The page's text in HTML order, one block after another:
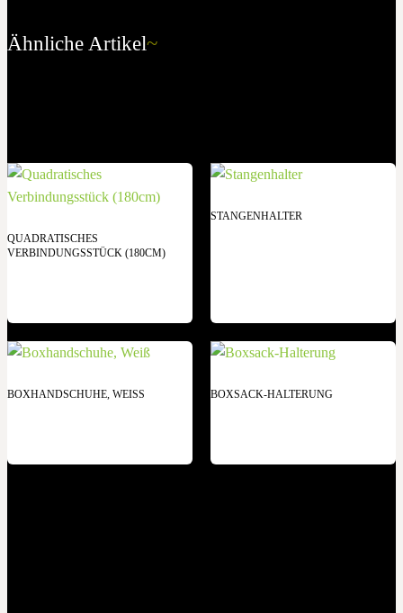
Ähnliche Artikel~
QUADRATISCHES
VERBINDUNGSSTÜCK (180CM)
STANGENHALTER
BOXHANDSCHUHE, WEISS BOXSACK-HALTERUNG